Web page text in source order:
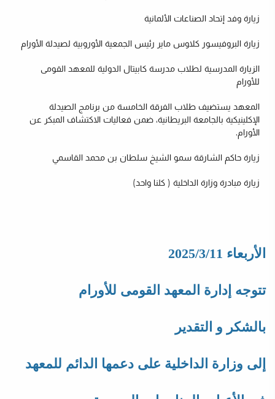
زيارة وفد إتحاد الصناعات الألمانية
زيارة البروفيسور كلاوس ماير رئيس الجمعية الأوروبية لصيدلة الأورام
الزيارة المدرسية لطلاب مدرسة كابيتال الدولية للمعهد القومى
للأورام
المعهد يستضيف طلاب الفرقة الخامسة من برنامج الصيدلة
الإكلينيكية بالجامعة البريطانية، ضمن فعاليات الاكتشاف المبكر عن
الأورام.
زيارة حاكم الشارقة سمو الشيخ سلطان بن محمد القاسمي
زيارة مبادرة وزارة الداخلية ( كلنا واحد)
الأربعاء 2025/3/11
تتوجه إدارة المعهد القومى للأورام
بالشكر و التقدير
إلى وزارة الداخلية على دعمها الدائم للمعهد